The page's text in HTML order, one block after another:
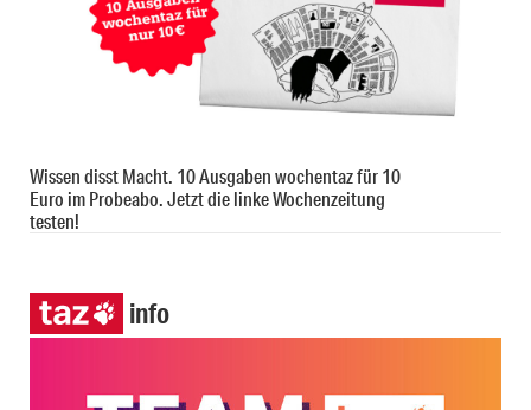
Wissen disst Macht. 10 Ausgaben wochentaz für 10
Euro im Probeabo. Jetzt die linke Wochenzeitung
testen!
info